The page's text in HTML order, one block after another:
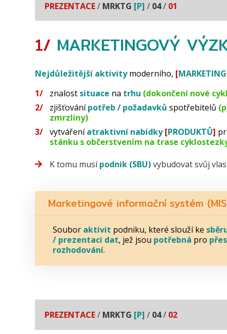
PREZENTACE/ MRKTG [P] / 04/ 01
1/ MARKETINGOVÝ
Nejdůležitější aktivitymoderního, [
znalostsituace na trhu (dokončení nové
zjišťovánípotřeb / požadavků spotřebitelů
zmrzliny)
vytvářeníatraktivní nabídky [PRODUKTŮ]
stánku s občerstvením na trase
K tomu musípodnik (SBU)vybudovat svůj
Marketingové informační systém
Soubor aktivit podniku, které slouží ke
/ prezentaci dat, jež jsou potřebná pro
rozhodování.
PREZENTACE/ MRKTG [P] / 04/ 02